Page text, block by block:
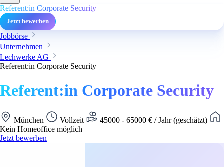
Referent:in Corporate Security
Jetzt bewerben
Jobbörse
Unternehmen
Lechwerke AG
Referent:in Corporate Security
Referent:in Corporate Security
München Vollzeit
45000 - 65000 € / Jahr (geschätzt)
Kein Homeoffice möglich
Jetzt bewerben